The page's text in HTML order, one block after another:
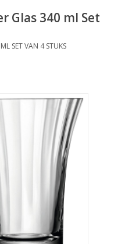
Glas 340 ml Set
SET VAN 4 STUKS